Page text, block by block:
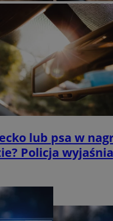
lub psa w
Policja